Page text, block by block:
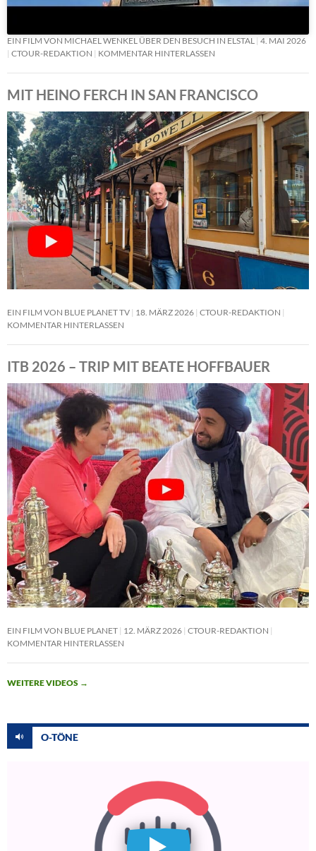
EIN FILM VON MICHAEL WENKEL ÜBER DEN BESUCH IN ELSTAL
4. MAI 2026
CTOUR-REDAKTION
KOMMENTAR HINTERLASSEN
MIT HEINO FERCH IN SAN FRANCISCO
EIN FILM VON BLUE PLANET TV 18. MÄRZ 2026 CTOUR-REDAKTION
KOMMENTAR HINTERLASSEN
ITB 2026 – TRIP MIT BEATE HOFFBAUER
EIN FILM VON BLUE PLANET 12. MÄRZ 2026 CTOUR-REDAKTION
KOMMENTAR HINTERLASSEN
WEITERE VIDEOS →
O-TÖNE